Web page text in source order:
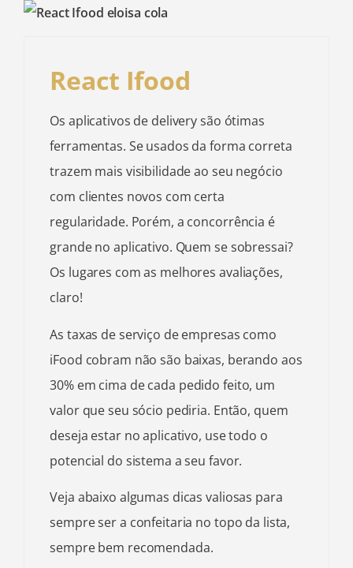
React Ifood
Os aplicativos de delivery são ótimas
ferramentas. Se usados da forma correta
trazem mais visibilidade ao seu negócio
com clientes novos com certa
regularidade. Porém, a concorrência é
grande no aplicativo. Quem se sobressai?
Os lugares com as melhores avaliações,
claro!
As taxas de serviço de empresas como
iFood cobram não são baixas, berando aos
30% em cima de cada pedido feito, um
valor que seu sócio pediria. Então, quem
deseja estar no aplicativo, use todo o
potencial do sistema a seu favor.
Veja abaixo algumas dicas valiosas para
sempre ser a confeitaria no topo da lista,
sempre bem recomendada.